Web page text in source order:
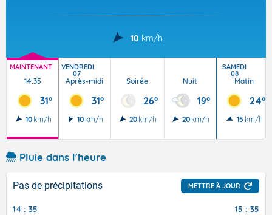
10 km/h
MAINTENANT
14:35
31°
10 km/h
VENDREDI
07
Après-midi
31°
10 km/h
Soirée
26°
20 km/h
Nuit
19°
20 km/h
SAMEDI
08
Matin
24°
15 km/h
Pluie dans l'heure
Pas de précipitations METTRE À JOUR
14 : 35 15 : 35